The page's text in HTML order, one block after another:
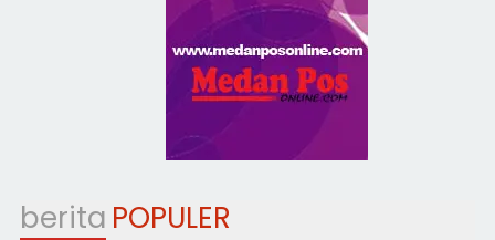
berita POPULER